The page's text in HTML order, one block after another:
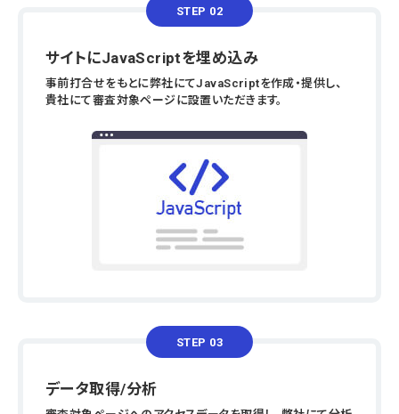
STEP 02
サイトにJavaScriptを埋め込み
事前打合せをもとに弊社にてJavaScriptを作成・提供し、
貴社にて審査対象ページに設置いただきます。
STEP 03
データ取得/分析